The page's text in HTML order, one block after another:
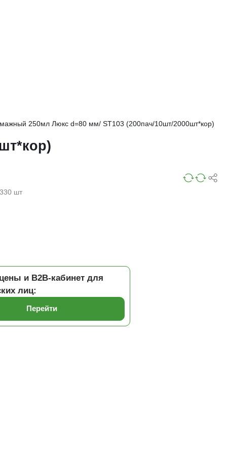
250мл Люкс d=80 мм/ ST103 (200пач/10шт/2000шт*кор)
шт
и B2B-кабинет для
лиц:
Перейти